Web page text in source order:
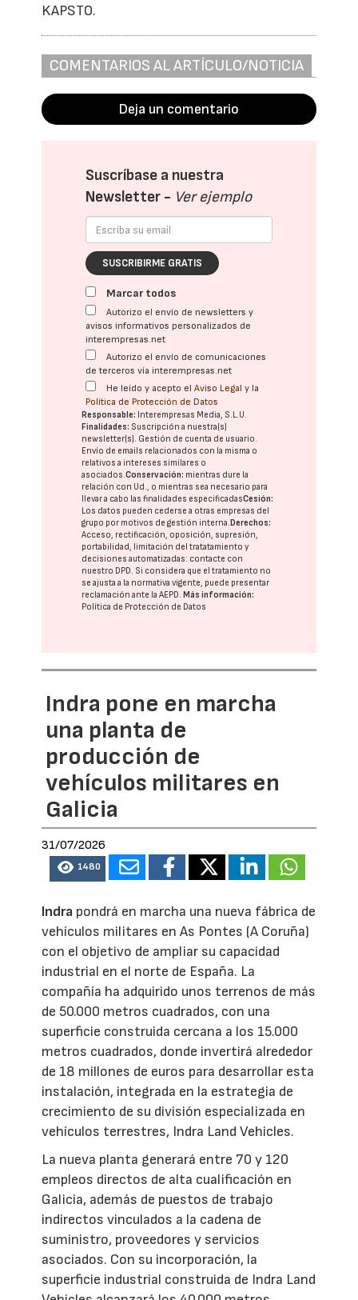
KAPSTO.
COMENTARIOS AL ARTÍCULO/NOTICIA
Deja un comentario
Suscríbase a nuestra
Newsletter - Ver ejemplo
SUSCRIBIRME GRATIS
Marcar todos
Autorizo el envío de newsletters y
avisos informativos personalizados de
interempresas.net
Autorizo el envío de comunicaciones
de terceros vía interempresas.net
He leído y acepto elAviso Legal y la
Política de Protección de Datos
Responsable: Interempresas Media, S.L.U.
Finalidades: Suscripción a nuestra(s)
newsletter(s). Gestión de cuenta de usuario.
Envío de emails relacionados con la misma o
relativos a intereses similares o
asociados.Conservación: mientras dure la
relación con Ud., o mientras sea necesario para
llevar a cabo las finalidades especificadasCesión:
Los datos pueden cederse a otras empresas del
grupo por motivos de gestión interna. Derechos:
Acceso, rectificación, oposición, supresión,
portabilidad, limitación del tratatamiento y
decisiones automatizadas: contacte con
nuestro DPD. Si considera que el tratamiento no
se ajusta a la normativa vigente, puede presentar
reclamación ante laAEPD. Más información:
Política de Protección de Datos
Indra pone en marcha
una planta de
producción de
vehículos militares en
Galicia
31/07/2026
1480
Indra pondrá en marcha una nueva fábrica de
vehículos militares en As Pontes (A Coruña)
con el objetivo de ampliar su capacidad
industrial en el norte de España. La
compañía ha adquirido unos terrenos de más
de 50.000 metros cuadrados, con una
superficie construida cercana a los 15.000
metros cuadrados, donde invertirá alrededor
de 18 millones de euros para desarrollar esta
instalación, integrada en la estrategia de
crecimiento de su división especializada en
vehículos terrestres, Indra Land Vehicles.
La nueva planta generará entre 70 y 120
empleos directos de alta cualificación en
Galicia, además de puestos de trabajo
indirectos vinculados a la cadena de
suministro, proveedores y servicios
asociados. Con su incorporación, la
superficie industrial construida de Indra Land